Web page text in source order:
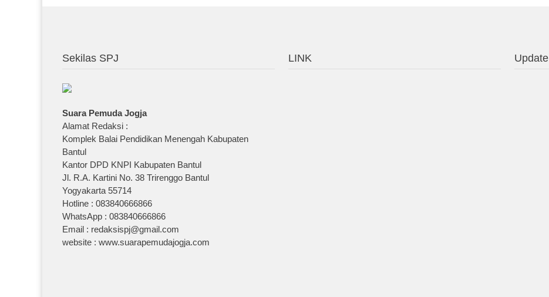
Sekilas SPJ
Suara Pemuda Jogja
Alamat Redaksi :
Komplek Balai Pendidikan Menengah Kabupaten
Bantul
Kantor DPD KNPI Kabupaten Bantul
Jl. R.A. Kartini No. 38 Trirenggo Bantul
Yogyakarta 55714
Hotline : 083840666866
WhatsApp : 083840666866
Email : redaksispj@gmail.com
website : www.suarapemudajogja.com
LINK Update